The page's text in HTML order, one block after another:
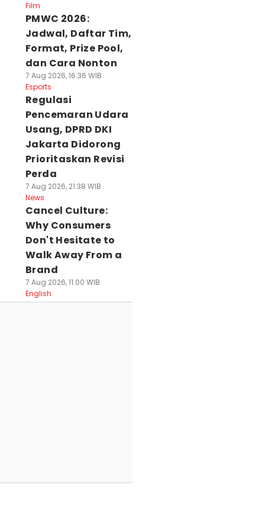
Film
PMWC 2026:
Jadwal, Daftar Tim,
Format, Prize Pool,
dan Cara Nonton
7 Aug 2026, 16:36 WIB
Esports
Regulasi
Pencemaran Udara
Usang, DPRD DKI
Jakarta Didorong
Prioritaskan Revisi
Perda
7 Aug 2026, 21:38 WIB
News
Cancel Culture:
Why Consumers
Don't Hesitate to
Walk Away From a
Brand
7 Aug 2026, 11:00 WIB
English